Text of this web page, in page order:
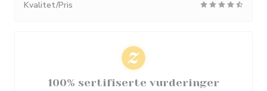
Kvalitet/Pris
100% sertifiserte vurderinger